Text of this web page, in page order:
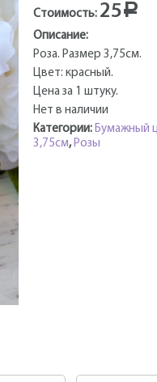
Стоимость: 25Р
Описание:
Роза. Размер 3,75см.
Цвет: красный.
Цена за 1 штуку.
Нет в наличии
Категории:Бумажный
3,75см,Розы